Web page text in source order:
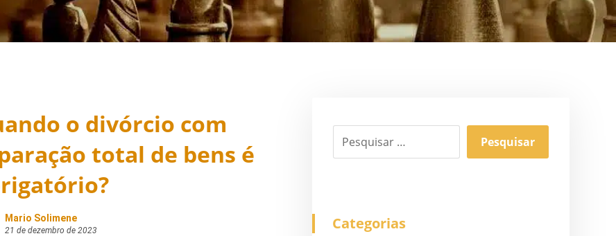
o divórcio com
total de bens é
Mario Solimene
21 de dezembro de 2023 Categorias